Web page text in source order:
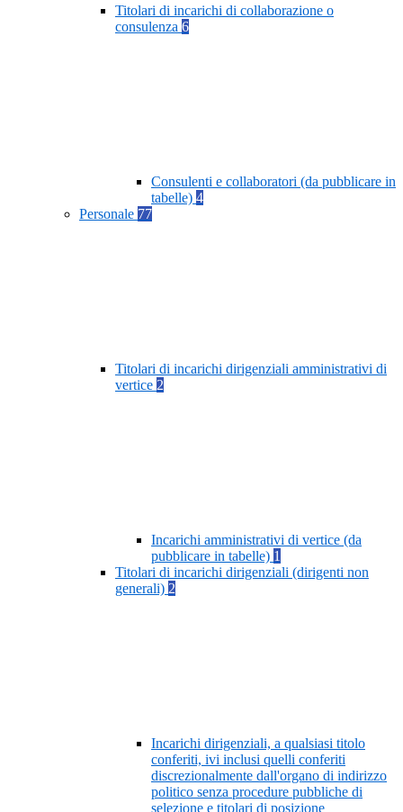
Titolari di incarichi di collaborazione o
consulenza 6
Consulenti e collaboratori (da pubblicare in
tabelle) 4
Personale 77
Titolari di incarichi dirigenziali amministrativi di
vertice 2
Incarichi amministrativi di vertice (da
pubblicare in tabelle) 1
Titolari di incarichi dirigenziali (dirigenti non
generali) 2
Incarichi dirigenziali, a qualsiasi titolo
conferiti, ivi inclusi quelli conferiti
discrezionalmente dall'organo di indirizzo
politico senza procedure pubbliche di
selezione e titolari di posizione